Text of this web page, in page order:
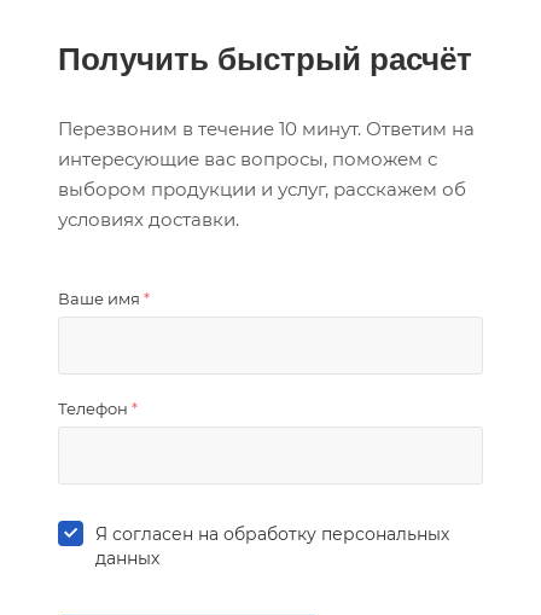
Получить быстрый расчёт
Перезвоним в течение 10 минут. Ответим на
интересующие вас вопросы, поможем с
выбором продукции и услуг, расскажем об
условиях доставки.
Ваше имя *
Телефон *
Я согласен на обработку персональных
данных